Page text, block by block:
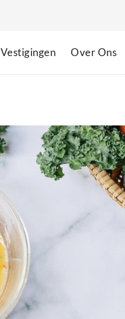
Vestigingen Over Ons